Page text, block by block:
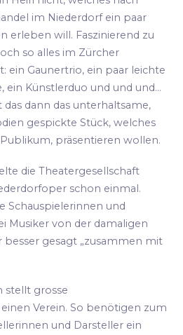
im Niederdorf ein paar
erleben will. Faszinierend zu
so alles im Zürcher
ein Gaunertrio, ein paar leichte
ein Künstlerduo und und und...
dann das unterhaltsame,
gespickte Stück, welches
präsentieren wollen.
die Theatergesellschaft
schon einmal.
Schauspielerinnen und
Musiker von der damaligen
besser gesagt „zusammen mit
stellt grosse
Verein. So benötigen zum
und Darsteller ein